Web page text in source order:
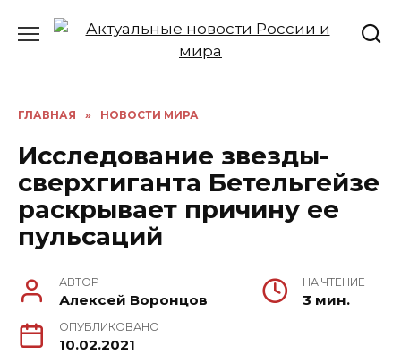
ГЛАВНАЯ » НОВОСТИ МИРА
Исследование звезды-
сверхгиганта Бетельгейзе
раскрывает причину ее
пульсаций
АВТОР
Алексей Воронцов
НА ЧТЕНИЕ
3 мин.
ОПУБЛИКОВАНО
10.02.2021